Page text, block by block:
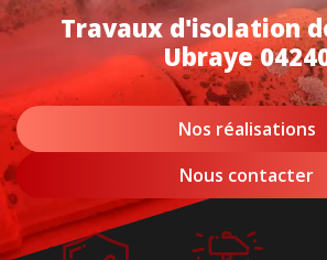
Travaux d'isolation
Ubraye
Nos réalisations
Nous contacter